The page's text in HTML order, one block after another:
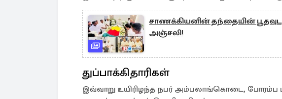
சாணக்கியனின் தந்தையின்
அஞ்சலி!
துப்பாக்கிதாரிகள்
இவ்வாறு உயிரிழந்த நபர் அம்பலாங்கொடை, போரம்ப